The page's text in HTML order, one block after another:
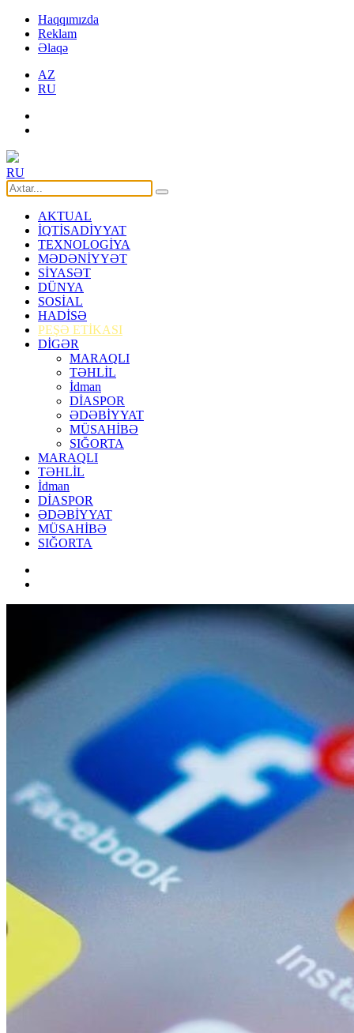
Haqqımızda
Reklam
Əlaqə
AZ
RU
RU
AKTUAL
İQTİSADİYYAT
TEXNOLOGİYA
MƏDƏNİYYƏT
SİYASƏT
DÜNYA
SOSİAL
HADİSƏ
PEŞƏ ETİKASI
DİGƏR
MARAQLI
TƏHLİL
İdman
DİASPOR
ƏDƏBİYYAT
MÜSAHİBƏ
SIĞORTA
MARAQLI
TƏHLİL
İdman
DİASPOR
ƏDƏBİYYAT
MÜSAHİBƏ
SIĞORTA